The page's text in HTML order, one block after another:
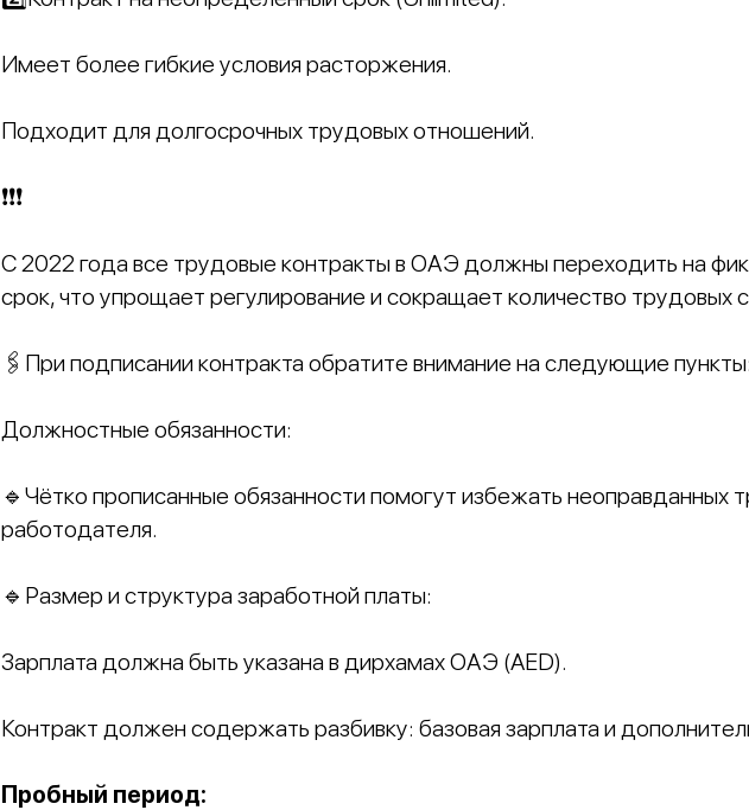
Имеет более гибкие условия расторжения.
Подходит для долгосрочных трудовых отношений.
❗️❗️❗️
С 2022 года все трудовые контракты в ОАЭ должны переходить на
срок, что упрощает регулирование и сокращает количество трудовых
🖇При подписании контракта обратите внимание на следующие пункты:
Должностные обязанности:
🔹Чётко прописанные обязанности помогут избежать неоправданных
работодателя.
🔹Размер и структура заработной платы:
Зарплата должна быть указана в дирхамах ОАЭ (AED).
Контракт должен содержать разбивку: базовая зарплата и
Пробный период: